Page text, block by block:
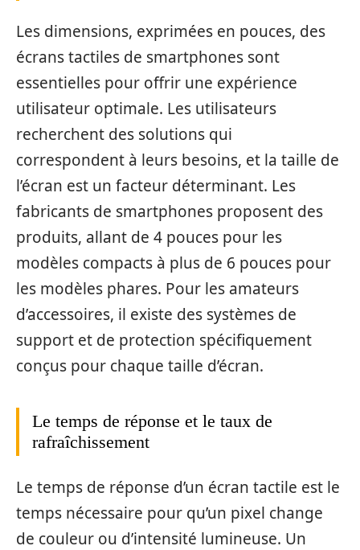
Les dimensions, exprimées en pouces, des
écrans tactiles de smartphones sont
essentielles pour offrir une expérience
utilisateur optimale. Les utilisateurs
recherchent des solutions qui
correspondent à leurs besoins, et la taille de
l’écran est un facteur déterminant. Les
fabricants de smartphones proposent des
produits, allant de 4 pouces pour les
modèles compacts à plus de 6 pouces pour
les modèles phares. Pour les amateurs
d’accessoires, il existe des systèmes de
support et de protection spécifiquement
conçus pour chaque taille d’écran.
Le temps de réponse et le taux de
rafraîchissement
Le temps de réponse d’un écran tactile est le
temps nécessaire pour qu’un pixel change
de couleur ou d’intensité lumineuse. Un